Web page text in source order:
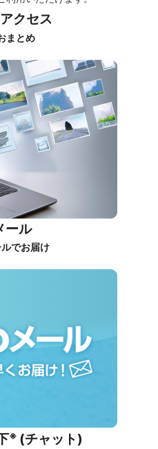
クセス
まとめ
ール
でお届け
※ (チャット)